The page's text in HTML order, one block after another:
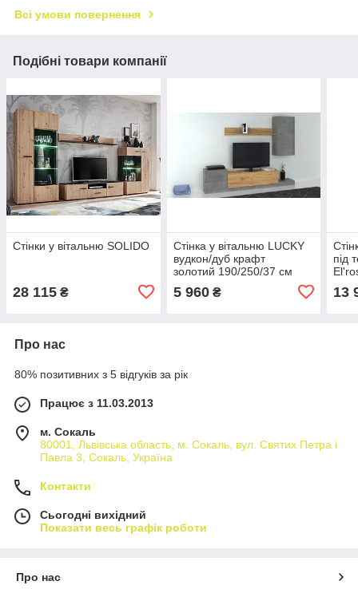
Всі умови повернення
Подібні товари компанії
Стінки у вітальню SOLIDO
28 115 ₴
Стінка у вітальню LUCKY
вудкон/дуб крафт
золотий 190/250/37 см
5 960₴
під
13
Про нас
80% позитивних з 5 відгуків за рік
Працює з 11.03.2013
м. Сокаль
80001, Львівська область, м. Сокаль, вул. Святих Петра і
Павла 3, Сокаль, Україна
Контакти
Сьогодні вихідний
Показати весь графік роботи
Про нас